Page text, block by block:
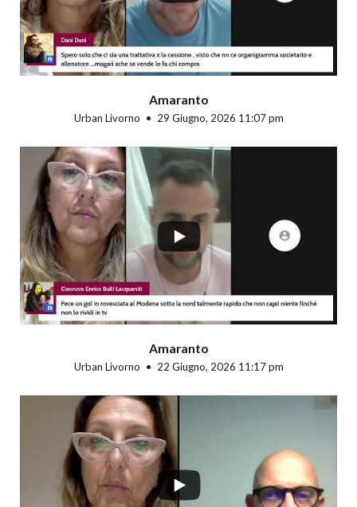
Amaranto
Urban Livorno 29 Giugno, 2026 11:07 pm
Amaranto
Urban Livorno 22 Giugno, 2026 11:17 pm